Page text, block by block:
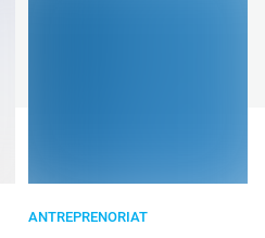
ANTREPRENORIAT